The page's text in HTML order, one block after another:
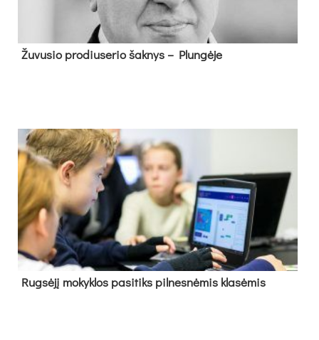
Žu­vu­sio pro­diu­se­rio šak­nys – Plun­gė­je
Rug­sė­jį mo­kyk­los pa­si­tiks pil­nes­nė­mis kla­sė­mis